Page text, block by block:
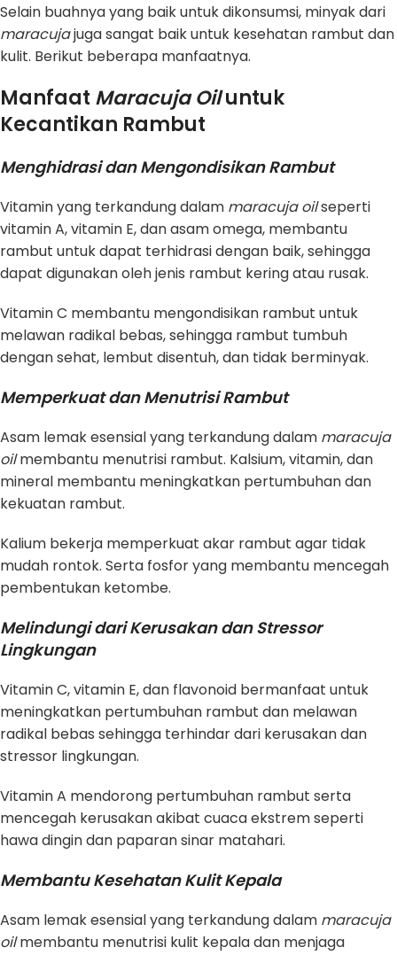
Selain buahnya yang baik untuk dikonsumsi, minyak dari
maracujajuga sangat baik untuk kesehatan rambut dan
kulit. Berikut beberapa manfaatnya.
Manfaat Maracuja Oiluntuk
Kecantikan Rambut
Menghidrasi dan Mengondisikan Rambut
Vitamin yang terkandung dalam maracuja oilseperti
vitamin A, vitamin E, dan asam omega, membantu
rambut untuk dapat terhidrasi dengan baik, sehingga
dapat digunakan oleh jenis rambut kering atau rusak.
Vitamin C membantu mengondisikan rambut untuk
melawan radikal bebas, sehingga rambut tumbuh
dengan sehat, lembut disentuh, dan tidak berminyak.
Memperkuat dan Menutrisi Rambut
Asam lemak esensial yang terkandung dalam maracuja
oilmembantu menutrisi rambut. Kalsium, vitamin, dan
mineral membantu meningkatkan pertumbuhan dan
kekuatan rambut.
Kalium bekerja memperkuat akar rambut agar tidak
mudah rontok. Serta fosfor yang membantu mencegah
pembentukan ketombe.
Melindungi dari Kerusakan dan Stressor
Lingkungan
Vitamin C, vitamin E, dan flavonoid bermanfaat untuk
meningkatkan pertumbuhan rambut dan melawan
radikal bebas sehingga terhindar dari kerusakan dan
stressor lingkungan.
Vitamin A mendorong pertumbuhan rambut serta
mencegah kerusakan akibat cuaca ekstrem seperti
hawa dingin dan paparan sinar matahari.
Membantu Kesehatan Kulit Kepala
Asam lemak esensial yang terkandung dalam maracuja
oilmembantu menutrisi kulit kepala dan menjaga